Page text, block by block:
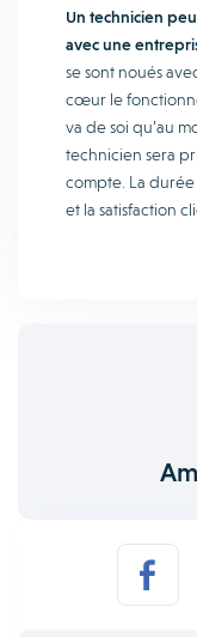
Un technicien
avec une
se sont noués
cœur le
va de soi qu’au
technicien sera
compte. La
et la satisfaction